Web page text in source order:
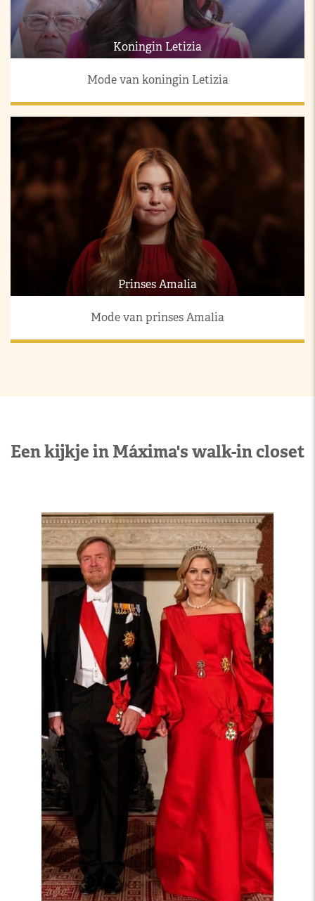
Koningin Letizia
Mode van koningin Letizia
Prinses Amalia
Mode van prinses Amalia
Een kijkje in Máxima's walk-in closet